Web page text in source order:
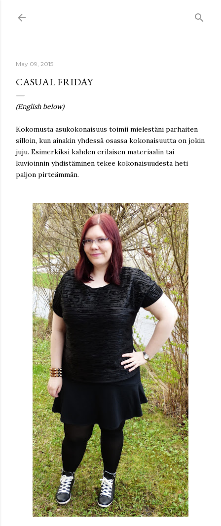
May 09, 2015
CASUAL FRIDAY
(English below)
Kokomusta asukokonaisuus toimii mielestäni parhaiten
silloin, kun ainakin yhdessä osassa kokonaisuutta on jokin
juju. Esimerkiksi kahden erilaisen materiaalin tai
kuvioinnin yhdistäminen tekee kokonaisuudesta heti
paljon pirteämmän.